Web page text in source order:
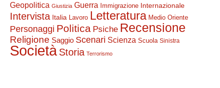
Geopolitica Giustizia Guerra Immigrazione Internazionale
Intervista Italia Lavoro Letteratura Medio Oriente
Personaggi Politica Psiche Recensione
Religione Saggio Scenari Scienza Scuola Sinistra
Società Storia Terrorismo